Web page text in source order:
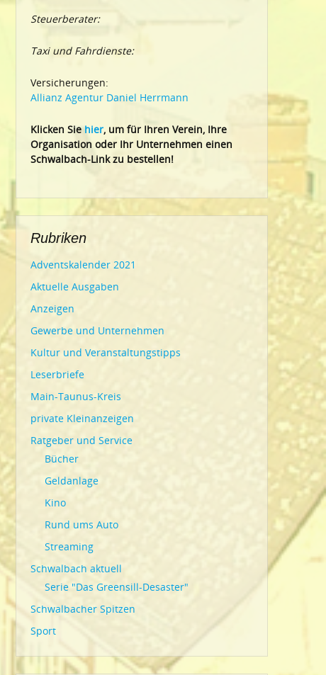
Steuerberater:
Taxi und Fahrdienste:
Versicherungen:
Allianz Agentur Daniel Herrmann
Klicken Siehier, um für Ihren Verein, Ihre
Organisation oder Ihr Unternehmen einen
Schwalbach-Link zu bestellen!
Rubriken
Adventskalender 2021
Aktuelle Ausgaben
Anzeigen
Gewerbe und Unternehmen
Kultur und Veranstaltungstipps
Leserbriefe
Main-Taunus-Kreis
private Kleinanzeigen
Ratgeber und Service
Bücher
Geldanlage
Kino
Rund ums Auto
Streaming
Schwalbach aktuell
Serie "Das Greensill-Desaster"
Schwalbacher Spitzen
Sport